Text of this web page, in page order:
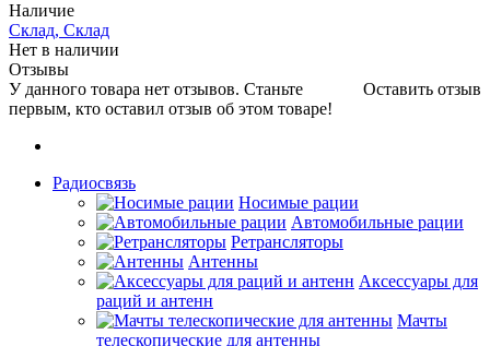
Наличие
Склад, Склад
Нет в наличии
Отзывы
Оставить отзыв
У данного товара нет отзывов. Станьте
первым, кто оставил отзыв об этом товаре!
Радиосвязь
Носимые рации
Автомобильные рации
Ретрансляторы
Антенны
Аксессуары для
раций и антенн
Мачты
телескопические для антенны